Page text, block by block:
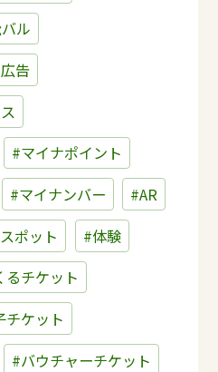
ル
告
#マイナポイント
#マイナンバー
#AR
ポット
#体験
るチケット
チケット
#バウチャーチケット